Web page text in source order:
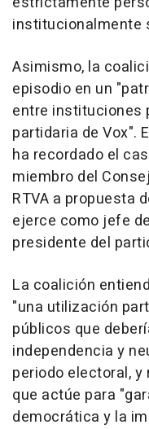
institucionalmente
Asimismo, la
episodio en un
entre instituciones
partidaria de Vox".
ha recordado el
miembro del
RTVA a propuesta
ejerce como jefe
presidente del
La coalición
"una utilización
públicos que
independencia y
periodo electoral,
que actúe para
democrática y la